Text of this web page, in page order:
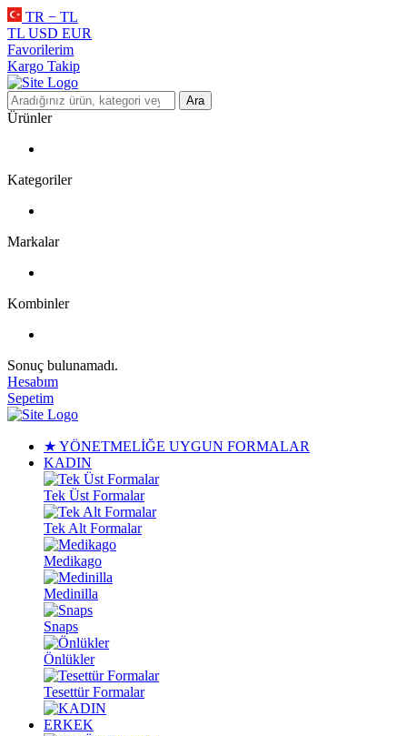
TR − TL
TL USD EUR
Favorilerim
Kargo Takip
Ara
Ürünler
Kategoriler
Markalar
Kombinler
Sonuç bulunamadı.
Hesabım
Sepetim
★ YÖNETMELİĞE UYGUN FORMALAR
KADIN
Tek Üst Formalar
Tek Alt Formalar
Medikago
Medinilla
Snaps
Önlükler
Tesettür Formalar
ERKEK